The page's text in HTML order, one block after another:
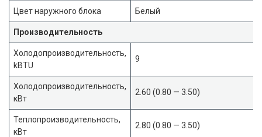
Цвет наружного блока Белый
Производительность
Холодопроизводительность,
kBTU
9
Холодопроизводительность,
кВт
2.60 (0.80 — 3.50)
Теплопроизводительность,
кВт
2.80 (0.80 — 3.50)